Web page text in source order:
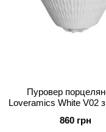
Пуровер
Loveramics White V02
860 грн